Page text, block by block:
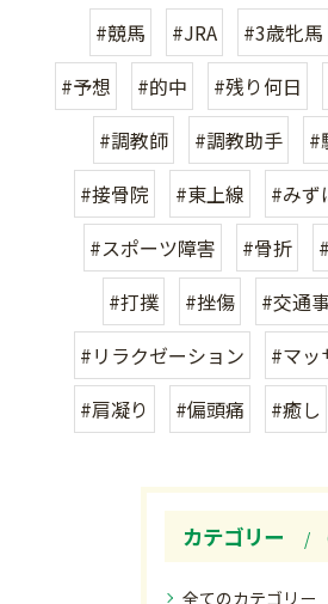
#競馬 #JRA #3歳牝馬
#予想
#的中 #残り何日
#調教師
#調教助手 #
#接骨院
#東上線 #みず
#スポーツ障害
#骨折
#打撲
#挫傷 #交通
#リラクゼーション
#マッ
#肩凝り
#偏頭痛 #癒し
カテゴリー
全てのカテゴリー